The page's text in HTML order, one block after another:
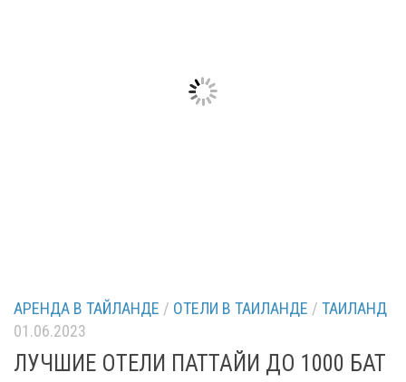
АРЕНДА В ТАЙЛАНДЕ / ОТЕЛИ В ТАИЛАНДЕ / ТАИЛАНД
01.06.2023
ЛУЧШИЕ ОТЕЛИ ПАТТАЙИ ДО 1000 БАТ